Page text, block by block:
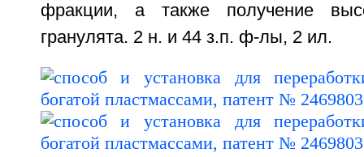
фракции, а также получение
гранулята. 2 н. и 44 з.п. ф-лы, 2 ил.